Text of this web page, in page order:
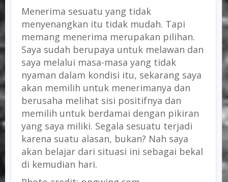
Menerima sesuatu yang tidak
menyenangkan itu tidak mudah. Tapi
memang menerima merupakan pilihan.
Saya sudah berupaya untuk melawan dan
saya melalui masa-masa yang tidak
nyaman dalam kondisi itu, sekarang saya
akan memilih untuk menerimanya dan
berusaha melihat sisi positifnya dan
memilih untuk berdamai dengan pikiran
yang saya miliki. Segala sesuatu terjadi
karena suatu alasan, bukan? Nah saya
akan belajar dari situasi ini sebagai bekal
di kemudian hari.